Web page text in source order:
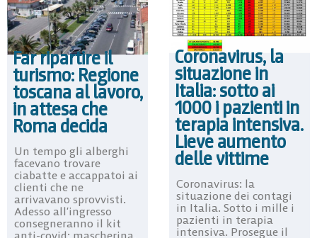
Far ripartire il
turismo: Regione
toscana al lavoro,
in attesa che
Roma decida
Un tempo gli alberghi
facevano trovare
ciabatte e accappatoi ai
clienti che ne
arrivavano sprovvisti.
Adesso all’ingresso
consegneranno il kit
Coronavirus, la
situazione in
Italia: sotto ai
1000 i pazienti in
terapia intensiva.
Lieve aumento
delle vittime
Coronavirus: la
situazione dei contagi
in Italia. Sotto i mille i
pazienti in terapia
intensiva. Prosegue il